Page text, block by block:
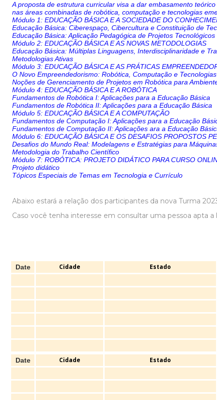
A proposta de estrutura curricular visa a dar embasamento
nas áreas combinadas de robótica, computação e tecnologias
Módulo 1: EDUCAÇÃO BÁSICA E A SOCIEDADE DO
Educação Básica: Ciberespaço, Cibercultura e Constituição de
Educação Básica: Aplicação Pedagógica de Projetos
Módulo 2: EDUCAÇÃO BÁSICA E AS NOVAS METODOLOGIAS
Educação Básica: Múltiplas Linguagens, Interdisciplinaridade e
Metodologias Ativas
Módulo 3: EDUCAÇÃO BÁSICA E AS PRÁTICAS
O Novo Empreendedorismo: Robótica, Computação e
Noções de Gerenciamento de Projetos em Robótica para
Módulo 4: EDUCAÇÃO BÁSICA E A ROBÓTICA
Fundamentos de Robótica I: Aplicações para a Educação Básica
Fundamentos de Robótica II: Aplicações para a Educação Básica
Módulo 5: EDUCAÇÃO BÁSICA E A COMPUTAÇÃO
Fundamentos de Computação I: Aplicações para a Educação
Fundamentos de Computação II: Aplicações ara a Educação
Módulo 6: EDUCAÇÃO BÁSICA E OS DESAFIOS PROPOSTOS
Desafios do Mundo Real: Modelagens e Estratégias para
Metodologia do Trabalho Científico
Módulo 7: ROBÓTICA: PROJETO DIDÁTICO PARA CURSO
Projeto didático
Tópicos Especiais de Temas em Tecnologia e Currículo
Abaixo estará a relação dos participantes da nova Turma
Caso você tenha interesse em consultar uma pessoa apta
Date Cidade Estado
Date Cidade Estado